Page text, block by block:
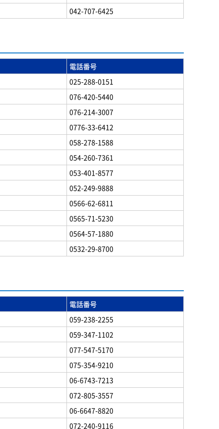
042-707-6425
電話番号
025-288-0151
076-420-5440
076-214-3007
0776-33-6412
058-278-1588
054-260-7361
053-401-8577
052-249-9888
0566-62-6811
0565-71-5230
0564-57-1880
0532-29-8700
電話番号
059-238-2255
059-347-1102
077-547-5170
075-354-9210
06-6743-7213
072-805-3557
06-6647-8820
072-240-9116